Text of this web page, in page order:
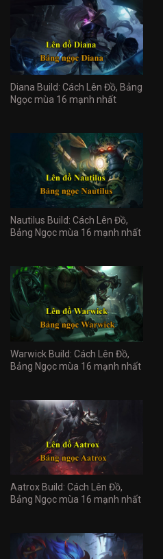
Diana Build: Cách Lên Đồ, Bảng
Ngọc mùa 16 mạnh nhất
Nautilus Build: Cách Lên Đồ,
Bảng Ngọc mùa 16 mạnh nhất
Warwick Build: Cách Lên Đồ,
Bảng Ngọc mùa 16 mạnh nhất
Aatrox Build: Cách Lên Đồ,
Bảng Ngọc mùa 16 mạnh nhất